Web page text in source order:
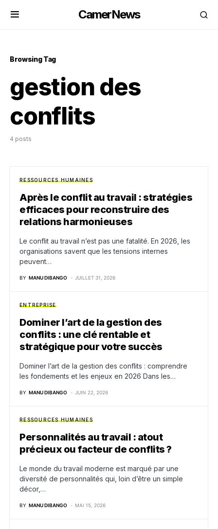
CamerNews
Browsing Tag
gestion des
conflits
4 posts
RESSOURCES HUMAINES
Après le conflit au travail : stratégies
efficaces pour reconstruire des
relations harmonieuses
Le conflit au travail n’est pas une fatalité. En 2026, les
organisations savent que les tensions internes
peuvent…
BY MANU DIBANGO JUILLET 31, 2026
ENTREPRISE
Dominer l’art de la gestion des
conflits : une clé rentable et
stratégique pour votre succès
Dominer l’art de la gestion des conflits : comprendre
les fondements et les enjeux en 2026 Dans les…
BY MANU DIBANGO JUIN 22, 2026
RESSOURCES HUMAINES
Personnalités au travail : atout
précieux ou facteur de conflits ?
Le monde du travail moderne est marqué par une
diversité de personnalités qui, loin d’être un simple
décor,…
BY MANU DIBANGO MAI 15, 2026